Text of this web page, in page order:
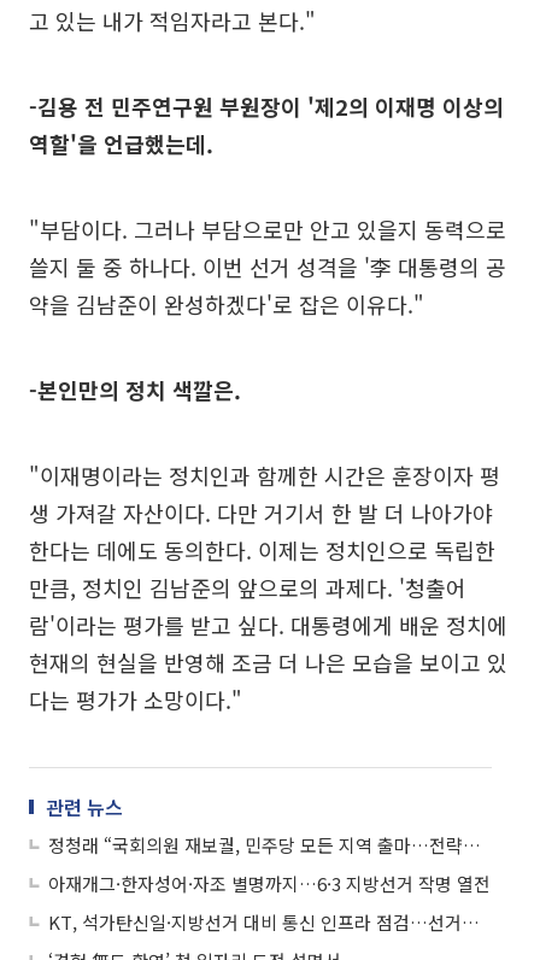
고 있는 내가 적임자라고 본다."
-김용 전 민주연구원 부원장이 '제2의 이재명 이상의
역할'을 언급했는데.
"부담이다. 그러나 부담으로만 안고 있을지 동력으로
쓸지 둘 중 하나다. 이번 선거 성격을 '李 대통령의 공
약을 김남준이 완성하겠다'로 잡은 이유다."
-본인만의 정치 색깔은.
"이재명이라는 정치인과 함께한 시간은 훈장이자 평
생 가져갈 자산이다. 다만 거기서 한 발 더 나아가야
한다는 데에도 동의한다. 이제는 정치인으로 독립한
만큼, 정치인 김남준의 앞으로의 과제다. '청출어
람'이라는 평가를 받고 싶다. 대통령에게 배운 정치에
현재의 현실을 반영해 조금 더 나은 모습을 보이고 있
다는 평가가 소망이다."
관련 뉴스
정청래 “국회의원 재보궐, 민주당 모든 지역 출마…전략공천 원칙”
아재개그·한자성어·자조 별명까지…6·3 지방선거 작명 열전
KT, 석가탄신일·지방선거 대비 통신 인프라 점검…선거전용통신망 구축